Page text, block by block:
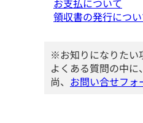
お支払について
領収書の発行につ
※お知りになりたい
よくある質問の中に
尚、 お問い合せフォ